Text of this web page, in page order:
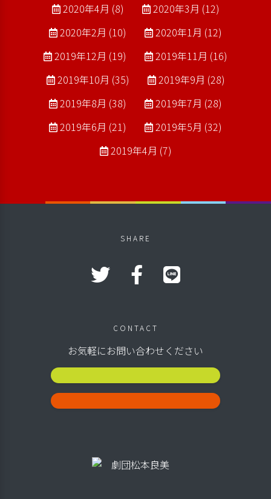
2020年4月 (8)
2020年3月 (12)
2020年2月 (10)
2020年1月 (12)
2019年12月 (19)
2019年11月 (16)
2019年10月 (35)
2019年9月 (28)
2019年8月 (38)
2019年7月 (28)
2019年6月 (21)
2019年5月 (32)
2019年4月 (7)
SHARE
CONTACT
お気軽にお問い合わせください
公演スケジュール
お問い合わせ